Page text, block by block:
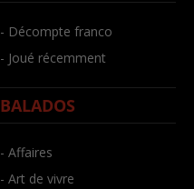
- Décompte franco
- Joué récemment
BALADOS
- Affaires
- Art de vivre